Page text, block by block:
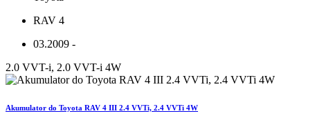
RAV 4
03.2009 -
2.0 VVT-i, 2.0 VVT-i 4W
Akumulator do Toyota RAV 4 III 2.4 VVTi, 2.4 VVTi 4W